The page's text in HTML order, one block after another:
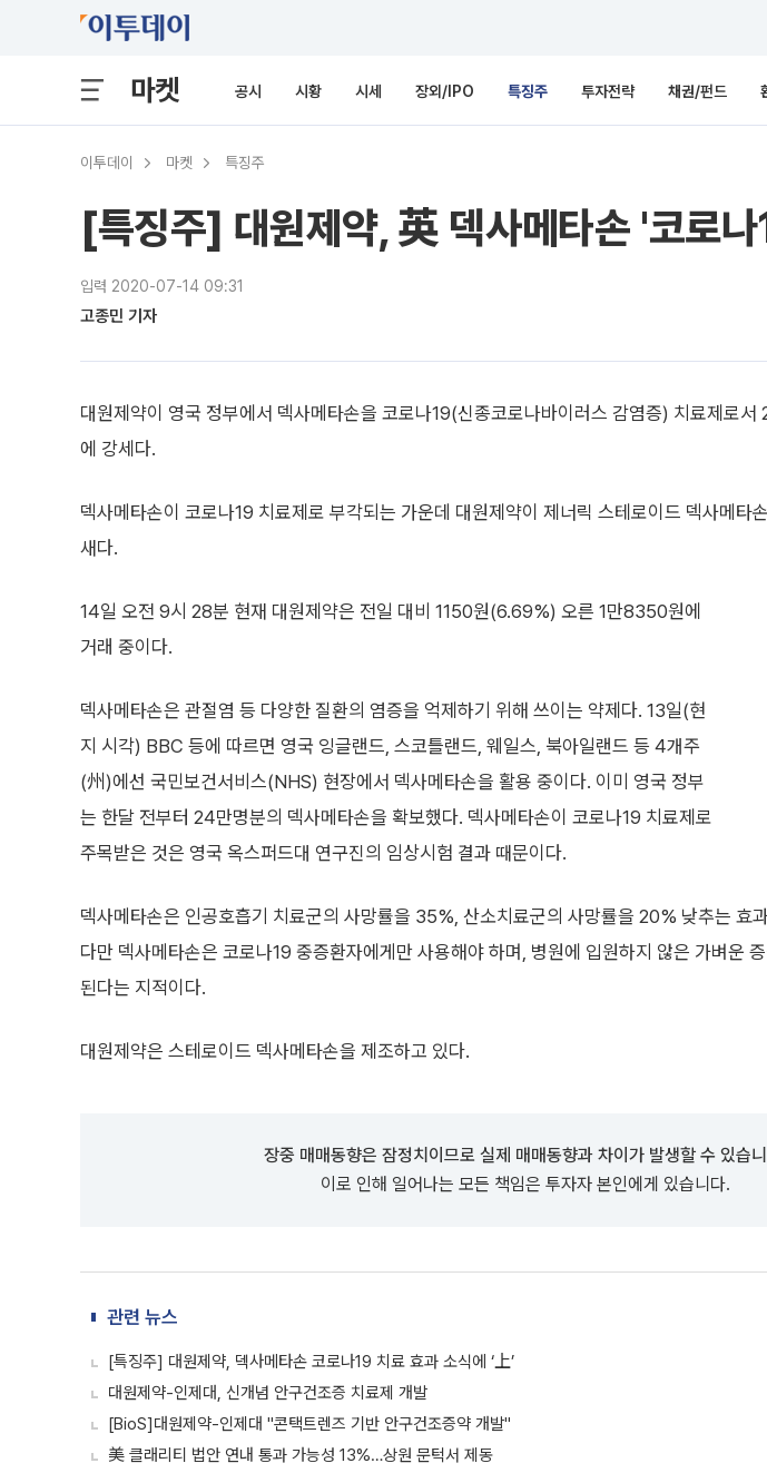
마켓 공시 시황 시세 장외/IPO 특징주 투자전략 채권/펀드
이투데이 마켓 특징주
[특징주] 대원제약, 英 덱사메타손 '코로
입력 2020-07-14 09:31
고종민 기자
대원제약이 영국 정부에서 덱사메타손을 코로나19(신종코로나바이러스 감염증) 치료제로서
에 강세다.
덱사메타손이 코로나19 치료제로 부각되는 가운데 대원제약이 제너릭 스테로이드 덱사메타
새다.
14일 오전 9시 28분 현재 대원제약은 전일 대비 1150원(6.69%) 오른 1만8350원에
거래 중이다.
덱사메타손은 관절염 등 다양한 질환의 염증을 억제하기 위해 쓰이는 약제다. 13일(현
지 시각) BBC 등에 따르면 영국 잉글랜드, 스코틀랜드, 웨일스, 북아일랜드 등 4개주
(州)에선 국민보건서비스(NHS) 현장에서 덱사메타손을 활용 중이다. 이미 영국 정부
는 한달 전부터 24만명분의 덱사메타손을 확보했다. 덱사메타손이 코로나19 치료제로
주목받은 것은 영국 옥스퍼드대 연구진의 임상시험 결과 때문이다.
덱사메타손은 인공호흡기 치료군의 사망률을 35%, 산소치료군의 사망률을 20% 낮추는 효
다만 덱사메타손은 코로나19 중증환자에게만 사용해야 하며, 병원에 입원하지 않은 가벼운
된다는 지적이다.
대원제약은 스테로이드 덱사메타손을 제조하고 있다.
장중 매매동향은 잠정치이므로 실제 매매동향과 차이가 발생할 수 있습
이로 인해 일어나는 모든 책임은 투자자 본인에게 있습니다.
관련 뉴스
[특징주] 대원제약, 덱사메타손 코로나19 치료 효과 소식에 ‘上’
대원제약-인제대, 신개념 안구건조증 치료제 개발
[BioS]대원제약-인제대 "콘택트렌즈 기반 안구건조증약 개발"
美 클래리티 법안 연내 통과 가능성 13%…상원 문턱서 제동